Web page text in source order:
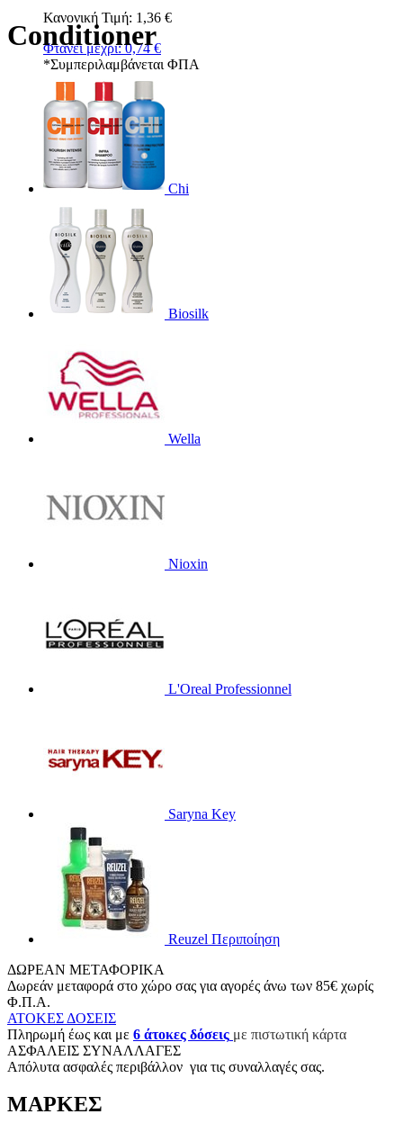
Κανονική Τιμή: 1,36 €
Φτάνει μέχρι: 0,74 €
*Συμπεριλαμβάνεται ΦΠΑ
Conditioner
Chi
Biosilk
Wella
Nioxin
L'Oreal Professionnel
Saryna Key
Reuzel Περιποίηση
ΔΩΡΕΑΝ ΜΕΤΑΦΟΡΙΚΑ
Δωρεάν μεταφορά στο χώρο σας για αγορές άνω των 85€ χωρίς
Φ.Π.Α.
ΑΤΟΚΕΣ ΔΟΣΕΙΣ
Πληρωμή έως και με 6 άτοκες δόσεις με πιστωτική κάρτα
ΑΣΦΑΛΕΙΣ ΣΥΝΑΛΛΑΓΕΣ
Aπόλυτα ασφαλές περιβάλλον για τις συναλλαγές σας.
ΜΑΡΚΕΣ